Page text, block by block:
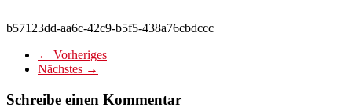
b57123dd-aa6c-42c9-b5f5-438a76cbdccc
← Vorheriges
Nächstes →
Schreibe einen Kommentar